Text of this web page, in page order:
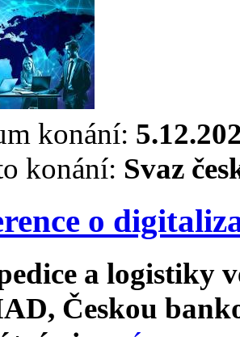
konání:
konání: Svaz
o
a logistiky
Českou